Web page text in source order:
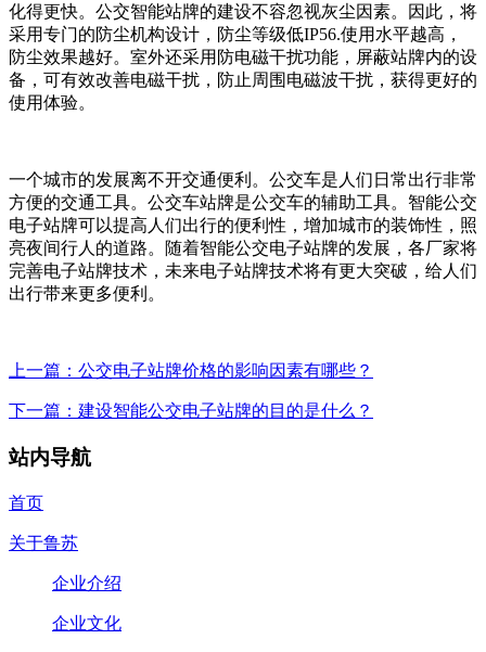
化得更快。公交智能站牌的建设不容忽视灰尘因素。因此，将
采用专门的防尘机构设计，防尘等级低IP56.使用水平越高，
防尘效果越好。室外还采用防电磁干扰功能，屏蔽站牌内的设
备，可有效改善电磁干扰，防止周围电磁波干扰，获得更好的
使用体验。
一个城市的发展离不开交通便利。公交车是人们日常出行非常
方便的交通工具。公交车站牌是公交车的辅助工具。智能公交
电子站牌可以提高人们出行的便利性，增加城市的装饰性，照
亮夜间行人的道路。随着智能公交电子站牌的发展，各厂家将
完善电子站牌技术，未来电子站牌技术将有更大突破，给人们
出行带来更多便利。
上一篇：公交电子站牌价格的影响因素有哪些？
下一篇：建设智能公交电子站牌的目的是什么？
站内导航
首页
关于鲁苏
企业介绍
企业文化